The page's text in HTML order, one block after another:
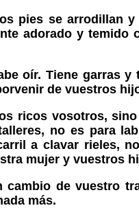
pies se arrodillan
adorado y
oír. Tiene garras
de vuestros
ricos vosotros,
no es para
a clavar rieles,
mujer y vuestros
de vuestro
más.